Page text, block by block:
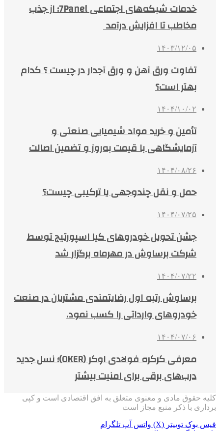
خدمات شبکه‌های اجتماعی 7Panel؛ از جذب
مخاطب تا افزایش درآمد
۱۴۰۳/۱۲/۰۵
تفاوت ورق آهن و ورق آجدار در چیست ؟ کدام
بهتر است؟
۱۴۰۴/۱۰/۰۲
تأمین و خرید مواد شیمیایی صنعتی و
آزمایشگاهی با قیمت به‌روز و تضمین اصالت
۱۴۰۴/۰۸/۲۶
حمل و نقل چندوجهی یا ترکیبی چیست؟
۱۴۰۴/۰۷/۲۵
جشن تحویل خودروهای کیا اسپورتیج توسط
شرکت برساوش در مهرماه برگزار شد
۱۴۰۴/۰۷/۲۲
برساوش رتبه اول رضایتمندی مشتریان در صنعت
خودروهای وارداتی را کسب نمود.
۱۴۰۴/۰۷/۰۶
معرفی کرکره فولادی اوکر (OKER)؛ نسل جدید
درب‌های برقی برای امنیت بیشتر
کلیه حقوق مادی و معنوی متعلق به افق اقتصادی است و کپی
برداری با ذکر منبع مجاز است
فیس بوک توییتر (X) واتس آپ تلگرام